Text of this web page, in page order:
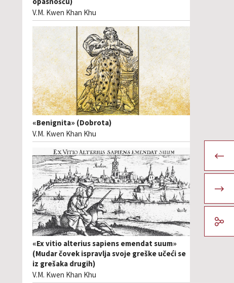
V.M. Kwen Khan Khu
«Benignita» (Dobrota)
V.M. Kwen Khan Khu
«Ex vitio alterius sapiens emendat suum»
(Mudar čovek ispravlja svoje greške učeći se
iz grešaka drugih)
V.M. Kwen Khan Khu